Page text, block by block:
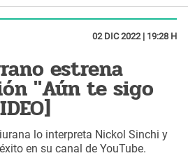
02 DIC 2022 | 19:28 H
estrena
"Aún te sigo
lo interpreta Nickol Sinchi y
en su canal de YouTube.